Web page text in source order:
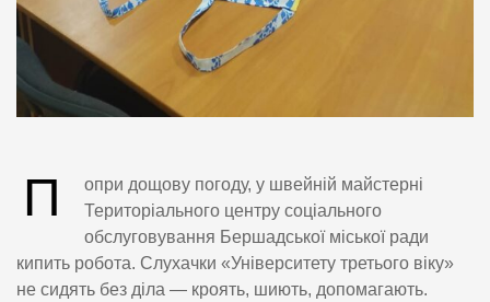
П
опри дощову погоду, у швейній майстерні
Територіального центру соціального
обслуговування Бершадської міської ради
кипить робота. Слухачки «Університету третього віку»
не сидять без діла — кроять, шиють, допомагають.